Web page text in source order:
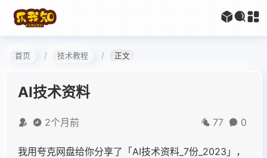
首页 技术教程 正文
AI技术资料
2个月前 77 0
我用夸克网盘给你分享了「AI技术资料_7份_2023」，